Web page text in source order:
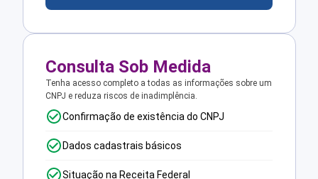
Consulta Sob Medida
Tenha acesso completo a todas as informações sobre um
CNPJ e reduza riscos de inadimplência.
Confirmação de existência do CNPJ
Dados cadastrais básicos
Situação na Receita Federal